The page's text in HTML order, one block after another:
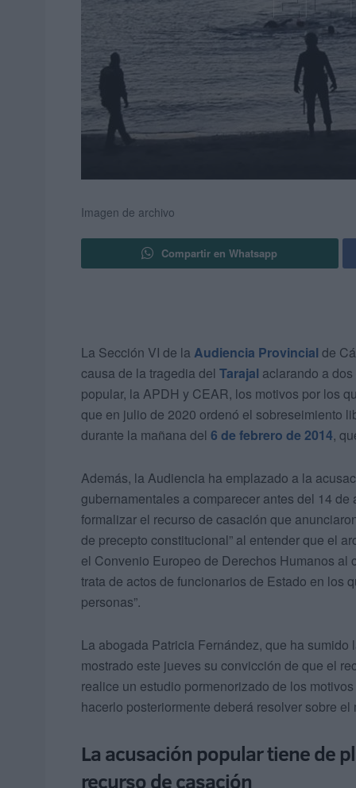
Imagen de archivo
Compartir en Whatsapp
La Sección VI de la Audiencia Provincial de
causa de la tragedia del Tarajal aclarando a
popular, la APDH y CEAR, los motivos por los
que en julio de 2020 ordenó el sobreseimiento
durante la mañana del 6 de febrero de 2014,
Además, la Audiencia ha emplazado a la
gubernamentales a comparecer antes del 14
formalizar el recurso de casación que
de precepto constitucional” al entender que el
el Convenio Europeo de Derechos Humanos al
trata de actos de funcionarios de Estado en los
personas”.
La abogada Patricia Fernández, que ha
mostrado este jueves su convicción de que el
realice un estudio pormenorizado de los
hacerlo posteriormente deberá resolver sobre el
La acusación popular tiene de
recurso de casación